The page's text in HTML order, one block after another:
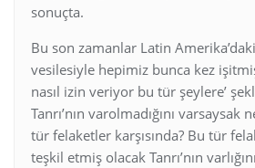
sonuçta.
Bu son zamanlar Latin
vesilesiyle hepimiz bunca kez
nasıl izin veriyor bu tür şeylere’
Tanrı’nın varolmadığını varsaysak
tür felaketler karşısında? Bu tür
teşkil etmiş olacak Tanrı’nın